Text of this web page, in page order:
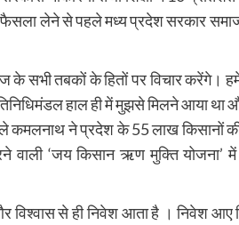
फैसला लेने से पहले मध्य प्रदेश सरकार
के सभी तबकों के हितों पर विचार करेंगे।
हाल ही में मुझसे मिलने आया था
कमलनाथ ने प्रदेश के 55 लाख किसानों
‘जय किसान ऋण मुक्ति योजना’
विश्वास से ही निवेश आता है । निवेश